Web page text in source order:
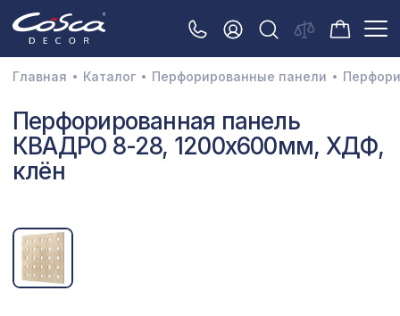
3D орнамент
Акустические панели
Декоративные балки и брус
Межкомнатные арки
Натуральные покрытия
Главная Каталог Перфорированные панели
Перфорированная панель
КВАДРО 8-28, 1200х600мм, ХДФ,
клён